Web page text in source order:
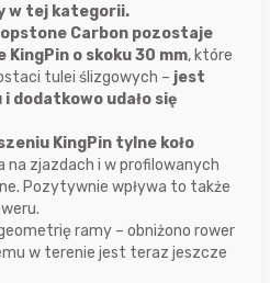
w tej kategorii.
Carbon pozostaje
o skoku 30 mm, które
tulei ślizgowych – jest
dodatkowo udało się
KingPin tylne koło
na zjazdach i w profilowanych
Pozytywnie wpływa to także
ramy – obniżono rower
w terenie jest teraz jeszcze